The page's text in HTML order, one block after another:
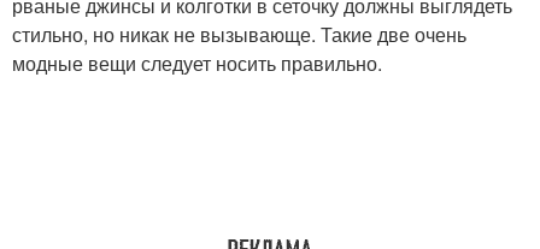
стильно, но никак не вызывающе. Такие две очень
модные вещи следует носить правильно.